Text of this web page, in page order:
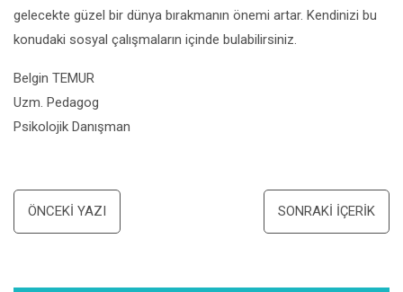
gelecekte güzel bir dünya bırakmanın önemi artar. Kendinizi bu
konudaki sosyal çalışmaların içinde bulabilirsiniz.
Belgin TEMUR
Uzm. Pedagog
Psikolojik Danışman
Yazı
dolaşımı
ÖNCEKI YAZI SONRAKI İÇERIK